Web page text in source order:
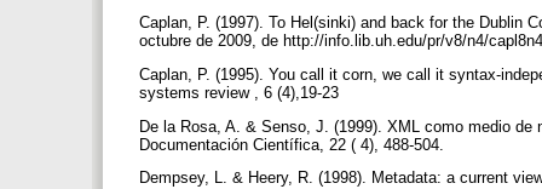
Caplan, P. (1997). To Hel(sinki) and back for the Dublin
octubre de 2009, de http://info.lib.uh.edu/pr/v8/n4/
Caplan, P. (1995). You call it corn, we call it syntax-
systems review , 6 (4),19-23
De la Rosa, A. & Senso, J. (1999). XML como medio
Documentación Científica, 22 ( 4), 488-504.
Dempsey, L. & Heery, R. (1998). Metadata: a current